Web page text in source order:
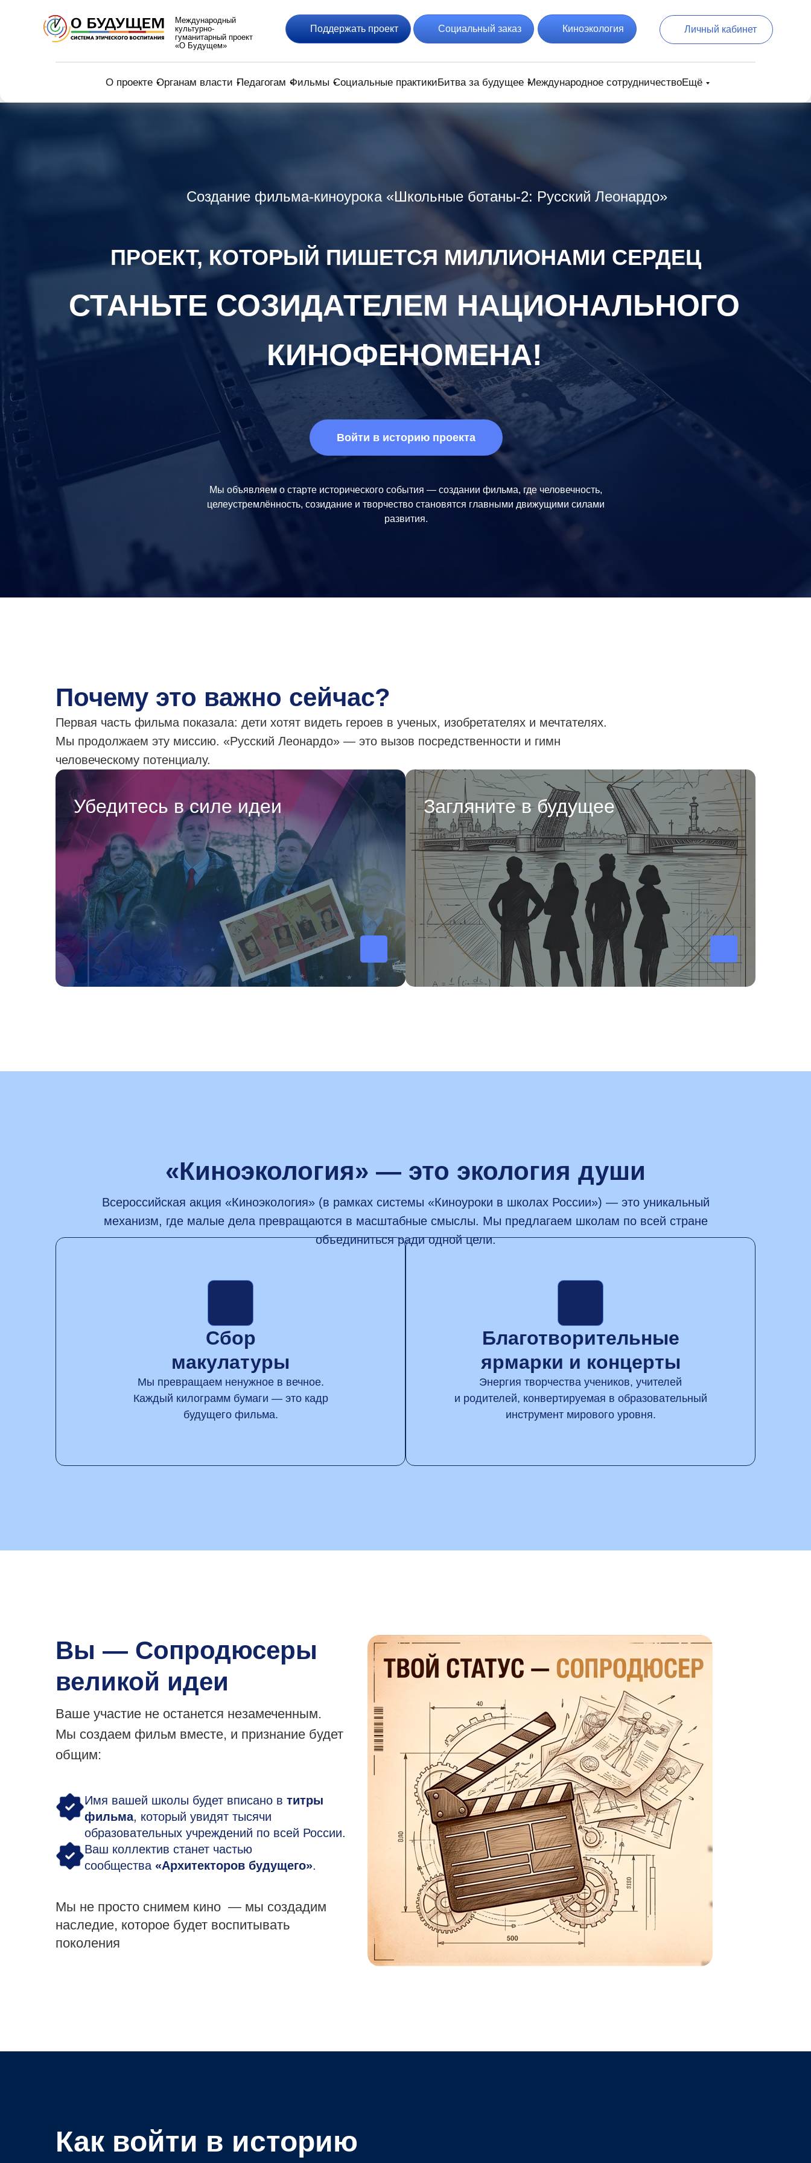
О проекте Органам власти Педагогам Фильмы Социальные практикиБитва за будущее Международное сотрудничествоЕщё
Личный кабинет
Международный
культурно-
гуманитарный проект
«О Будущем»
Социальный заказ
Поддержать проект Киноэкология
ПРОЕКТ, КОТОРЫЙ ПИШЕТСЯ МИЛЛИОНАМИ СЕРДЕЦ
СТАНЬТЕ СОЗИДАТЕЛЕМ НАЦИОНАЛЬНОГО
КИНОФЕНОМЕНА!
Создание фильма-киноурока «Школьные ботаны-2: Русский Леонардо»
Мы объявляем о старте исторического события — создании фильма, где человечность,
целеустремлённость, созидание и творчество становятся главными движущими силами
развития.
Войти в историю проекта
Почему это важно сейчас?
Первая часть фильма показала: дети хотят видеть героев в ученых, изобретателях и мечтателях.
Мы продолжаем эту миссию. «Русский Леонардо» — это вызов посредственности и гимн
человеческому потенциалу.
Убедитесь в силе идеи Загляните в будущее
«Киноэкология» — это экология души
Всероссийская акция «Киноэкология» (в рамках системы «Киноуроки в школах России») — это уникальный
механизм, где малые дела превращаются в масштабные смыслы. Мы предлагаем школам по всей стране
объединиться ради одной цели.
Сбор
макулатуры
Мы превращаем ненужное в вечное.
Каждый килограмм бумаги — это кадр
будущего фильма.
Благотворительные
ярмарки и концерты
Энергия творчества учеников, учителей
и родителей, конвертируемая в образовательный
инструмент мирового уровня.
Вы — Сопродюсеры
великой идеи
Ваше участие не останется незамеченным.
Мы создаем фильм вместе, и признание будет
общим:
Имя вашей школы будет вписано в титры
фильма, который увидят тысячи
образовательных учреждений по всей России.
Ваш коллектив станет частью
сообщества «Архитекторов будущего».
Мы не просто снимем кино — мы создадим
наследие, которое будет воспитывать
поколения
Как войти в историю